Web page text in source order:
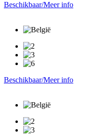
Beschikbaar/Meer info
Beschikbaar/Meer info